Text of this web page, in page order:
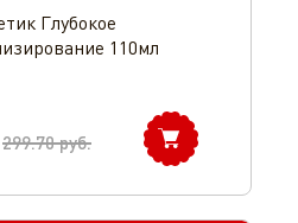
Глубокое
110мл
299.70руб.